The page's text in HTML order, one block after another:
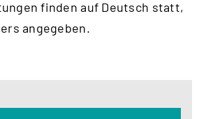
finden auf Deutsch statt,
angegeben.